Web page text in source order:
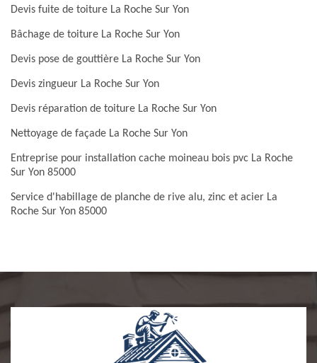
Devis fuite de toiture La Roche Sur Yon
Bâchage de toiture La Roche Sur Yon
Devis pose de gouttière La Roche Sur Yon
Devis zingueur La Roche Sur Yon
Devis réparation de toiture La Roche Sur Yon
Nettoyage de façade La Roche Sur Yon
Entreprise pour installation cache moineau bois pvc La Roche
Sur Yon 85000
Service d'habillage de planche de rive alu, zinc et acier La
Roche Sur Yon 85000